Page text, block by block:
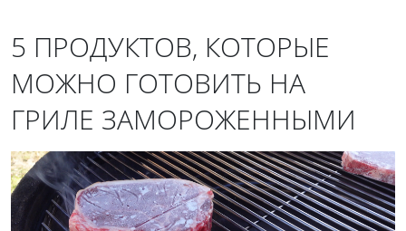
5 ПРОДУКТОВ, КОТОРЫЕ
МОЖНО ГОТОВИТЬ НА
ГРИЛЕ ЗАМОРОЖЕННЫМИ